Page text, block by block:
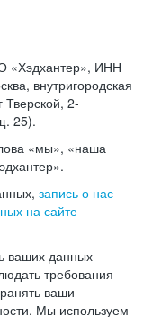
«Хэдхантер», ИНН
внутригородская
Тверской, 2-
25).
«мы», «наша
запись о нас
на сайте
ваших данных
требования
ваши
Мы используем